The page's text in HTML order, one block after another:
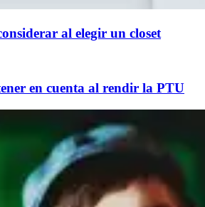
al elegir un closet
en cuenta al rendir la PTU